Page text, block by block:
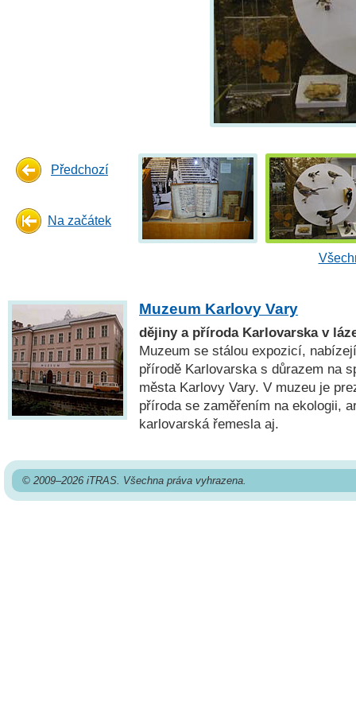
Předchozí
Na začátek
Muzeum Karlovy Vary
dějiny a příroda Karlovarska v
Muzeum se stálou expozicí,
přírodě Karlovarska s důrazem na
města Karlovy Vary. V muzeu je
příroda se zaměřením na ekologii,
karlovarská řemesla aj.
© 2009–2026 iTRAS. Všechna práva vyhrazena.